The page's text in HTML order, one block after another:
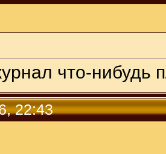
что-нибудь
22:43